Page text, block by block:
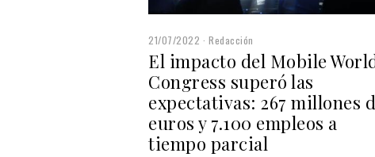
21/07/2022 Redacción
El impacto del Mobile
Congress superó las
expectativas: 267 millones
euros y 7.100 empleos a
tiempo parcial